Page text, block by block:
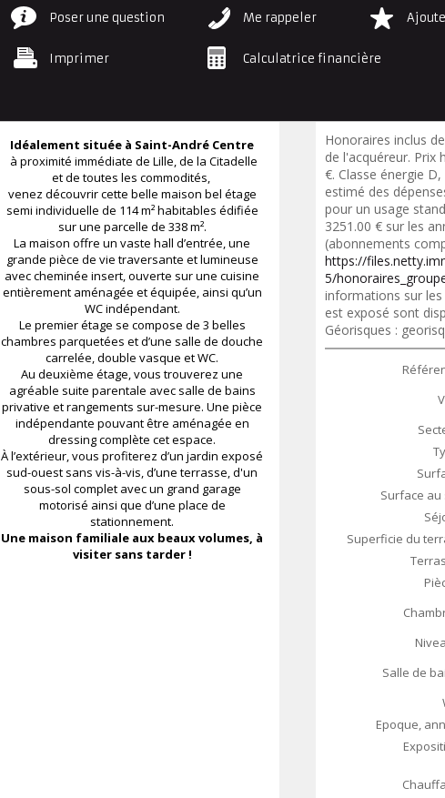
Poser une question Me rappeler
Imprimer Calculatrice financière
Idéalement située à Saint-André Centre
à proximité immédiate de Lille, de la Citadelle
et de toutes les commodités,
venez découvrir cette belle maison bel étage
semi individuelle de 114 m² habitables édifiée
sur une parcelle de 338 m².
La maison offre un vaste hall d’entrée, une
grande pièce de vie traversante et lumineuse
avec cheminée insert, ouverte sur une cuisine
entièrement aménagée et équipée, ainsi qu’un
WC indépendant.
Le premier étage se compose de 3 belles
chambres parquetées et d’une salle de douche
carrelée, double vasque et WC.
Au deuxième étage, vous trouverez une
agréable suite parentale avec salle de bains
privative et rangements sur-mesure. Une pièce
indépendante pouvant être aménagée en
dressing complète cet espace.
À l’extérieur, vous profiterez d’un jardin exposé
sud-ouest sans vis-à-vis, d’une terrasse, d'un
sous-sol complet avec un grand garage
motorisé ainsi que d’une place de
stationnement.
Une maison familiale aux beaux volumes, à
visiter sans tarder !
Honoraires inclus
de l'acquéreur. Prix
€. Classe énergie
estimé des
pour un usage
3251.00 € sur les
(abonnements
https://
5/
informations sur les
est exposé sont
Géorisques :
Surface au
Superficie du
Salle de
Epoque,